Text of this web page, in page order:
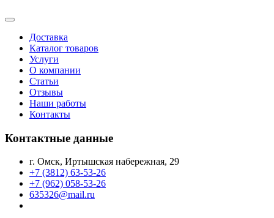
Доставка
Каталог товаров
Услуги
О компании
Статьи
Отзывы
Наши работы
Контакты
Контактные данные
г. Омск, Иртышская набережная, 29
+7 (3812) 63-53-26
+7 (962) 058-53-26
635326@mail.ru